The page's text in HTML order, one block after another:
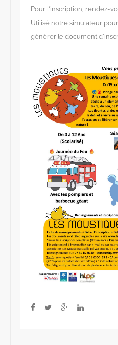
Pour l’inscription, rendez-
Utilisé notre simulateur
générer le document